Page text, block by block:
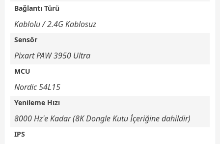
Bağlantı Türü
Kablolu / 2.4G Kablosuz
Sensör
Pixart PAW 3950 Ultra
MCU
Nordic 54L15
Yenileme Hızı
8000 Hz'e Kadar (8K Dongle Kutu İçeriğine dahildir)
IPS